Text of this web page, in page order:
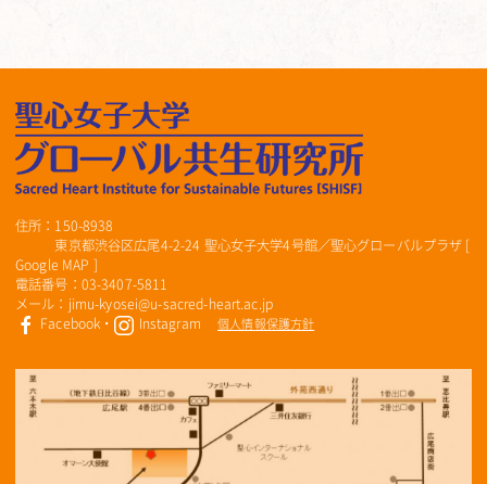
住所：150-8938
東京都渋谷区広尾4-2-24 聖心女子大学4号館／聖心グローバルプラザ [
Google MAP ]
電話番号：03-3407-5811
メール：jimu-kyosei@u-sacred-heart.ac.jp
Facebook ・ Instagram 個人情報保護方針